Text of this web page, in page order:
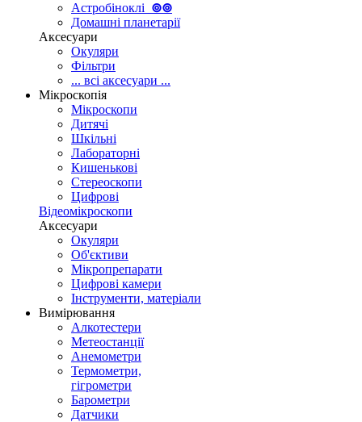
Астробіноклі ⊚⊚
Домашні планетарії
Аксесуари
Окуляри
Фільтри
... всі аксесуари ...
Мікроскопія
Мікроскопи
Дитячі
Шкільні
Лабораторні
Кишенькові
Стереоскопи
Цифрові
Відеомікроскопи
Аксесуари
Окуляри
Об'єктиви
Мікропрепарати
Цифрові камери
Інструменти, матеріали
Вимірювання
Алкотестери
Метеостанції
Анемометри
Термометри,
гігрометри
Барометри
Датчики